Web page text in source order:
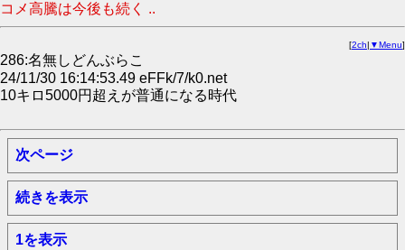
コメ高騰は今後も続く ..
[2ch| ▼Menu]
286:名無しどんぶらこ
24/11/30 16:14:53.49 eFFk/7/k0.net
10キロ5000円超えが普通になる時代
次ページ
続きを表示
1を表示